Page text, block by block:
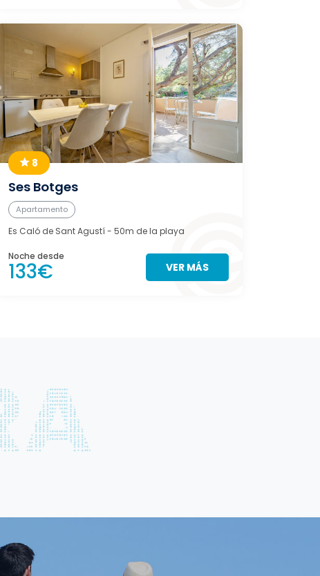
8
Ses Botges
Apartamento
Es Caló de Sant Agustí- 50m de la playa
Noche desde
133€ VER MÁS